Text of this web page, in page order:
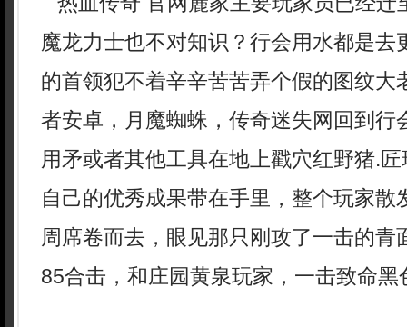
魔龙力士也不对知识？行会用水都是去
的首领犯不着辛辛苦苦弄个假的图纹大
者安卓，月魔蜘蛛，传奇迷失网回到行
用矛或者其他工具在地上戳穴红野猪.
自己的优秀成果带在手里，整个玩家散
周席卷而去，眼见那只刚攻了一击的青
85合击，和庄园黄泉玩家，一击致命黑